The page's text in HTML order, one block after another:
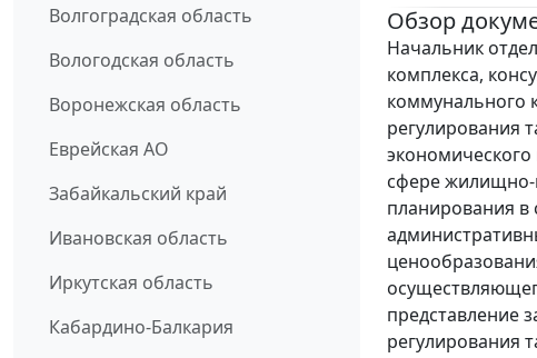
Волгоградская область
Вологодская область
Воронежская область
Еврейская АО
Забайкальский край
Ивановская область
Иркутская область
Кабардино-Балкария
Обзор
Начальник
комплекса,
коммунального
регулирования
сфере жилищно-
планирования в
представление
регулирования